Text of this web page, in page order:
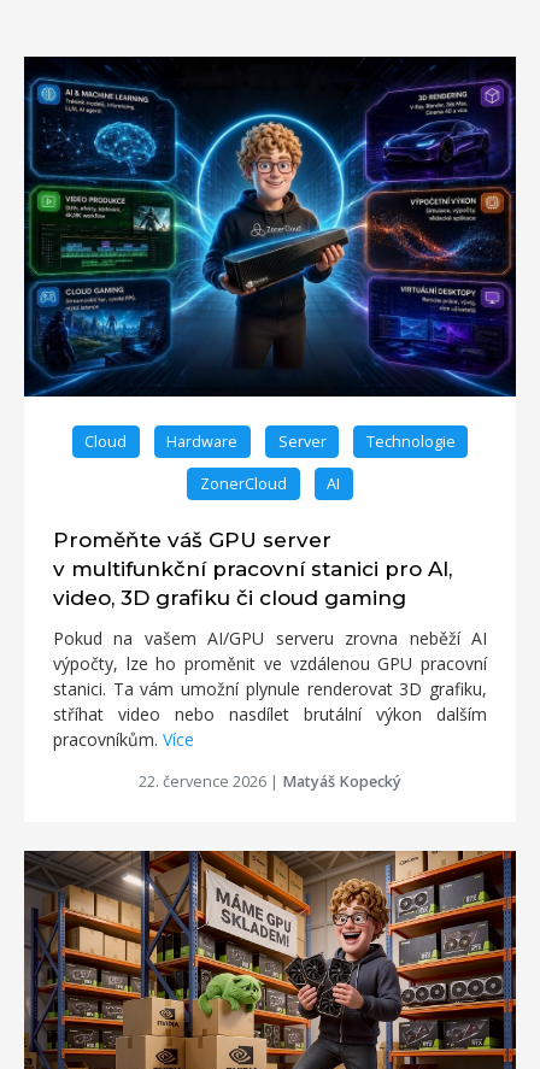
Cloud Hardware Server Technologie
ZonerCloud AI
Proměňte váš GPU server
v multifunkční pracovní stanici pro AI,
video, 3D grafiku či cloud gaming
Pokud na vašem AI/GPU serveru zrovna neběží AI
výpočty, lze ho proměnit ve vzdálenou GPU pracovní
stanici. Ta vám umožní plynule renderovat 3D grafiku,
stříhat video nebo nasdílet brutální výkon dalším
pracovníkům. Více
22. července 2026 | Matyáš Kopecký